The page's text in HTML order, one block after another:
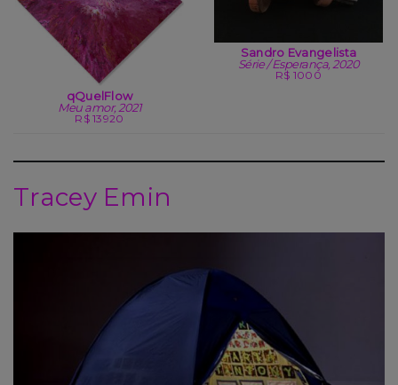
qQuelFlow
Meu amor, 2021
R$ 13920
Sandro Evangelista
Série / Esperança, 2020
R$ 1000
Tracey Emin